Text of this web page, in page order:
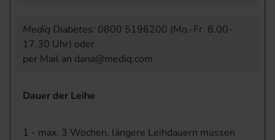
Mediq Diabetes: 0800 5196200 (Mo.-Fr. 8.00-
17.30 Uhr) oder
per Mail an dana@mediq.com
Dauer der Leihe
1 - max. 3 Wochen, längere Leihdauern müssen